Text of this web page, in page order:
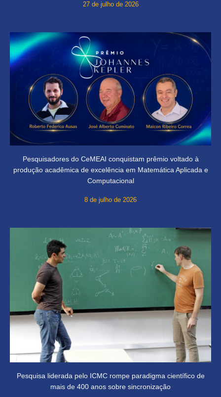
27 de julho de 2026
Pesquisadores do CeMEAI conquistam prêmio voltado à
produção acadêmica de excelência em Matemática Aplicada e
Computacional
8 de julho de 2026
Pesquisa liderada pelo ICMC rompe paradigma científico de
mais de 400 anos sobre sincronização